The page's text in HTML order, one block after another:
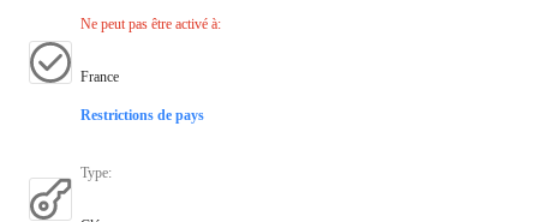
Ne peut pas être activé à:
France
Restrictions de pays
Type: